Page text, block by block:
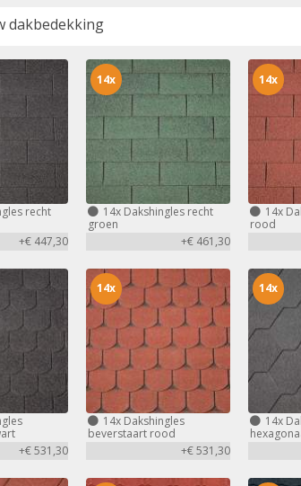
dakbedekking
recht
+€ 447,30
14xDakshingles recht
groen
+€ 461,30
14x
14x
rood
14x
+€ 531,30
14xDakshingles
beverstaart rood
+€ 531,30
14x
14x
14x